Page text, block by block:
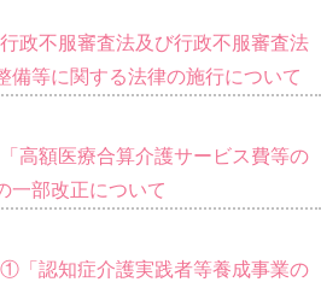
政不服審査法及び行政不服審査法
備等に関する法律の施行について
高額医療合算介護サービス費等の
一部改正について
「認知症介護実践者等養成事業の